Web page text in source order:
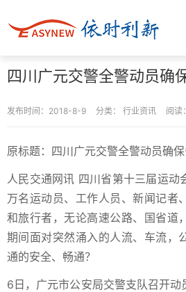
四川广元交警全警动员确
发布时间：2018-8-9 分类： 行业资讯 阅读
原标题：四川广元交警全警动员确
人民交通网讯 四川省第十三届运动
万名运动员、工作人员、新闻记者
和旅行者，无论高速公路、国省道
期间面对突然涌入的人流、车流，
通的安全、畅通？
6日，广元市公安局交警支队召开动